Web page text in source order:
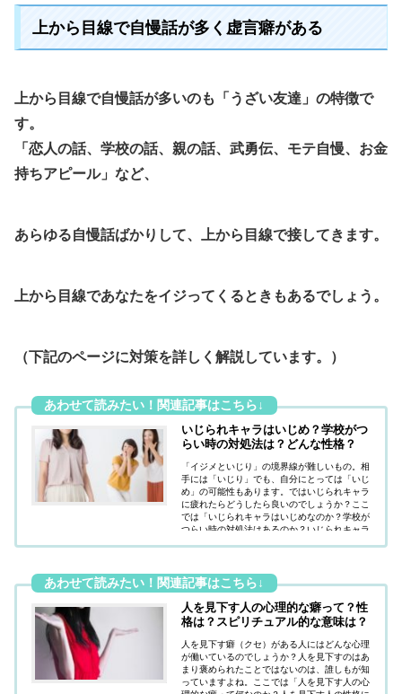
上から目線で自慢話が多く虚言癖がある
上から目線で自慢話が多いのも「うざい友達」の特徴で
す。
「恋人の話、学校の話、親の話、武勇伝、モテ自慢、お金
持ちアピール」など、
あらゆる自慢話ばかりして、上から目線で接してきます。
上から目線であなたをイジってくるときもあるでしょう。
（下記のページに対策を詳しく解説しています。）
いじられキャラはいじめ？学校がつ
らい時の対処法は？どんな性格？
「イジメといじり」の境界線が難しいもの。相
手には「いじり」でも、自分にとっては「いじ
め」の可能性もあります。ではいじられキャラ
に疲れたらどうしたら良いのでしょうか？ここ
では「いじられキャラはいじめなのか？学校が
つらい時の対処法はあるのか？いじられキャラ
人を見下す人の心理的な癖って？性
格は？スピリチュアル的な意味は？
人を見下す癖（クセ）がある人にはどんな心理
が働いているのでしょうか？人を見下すのはあ
まり褒められたことではないのは、誰しもが知
っていますよね。ここでは「人を見下す人の心